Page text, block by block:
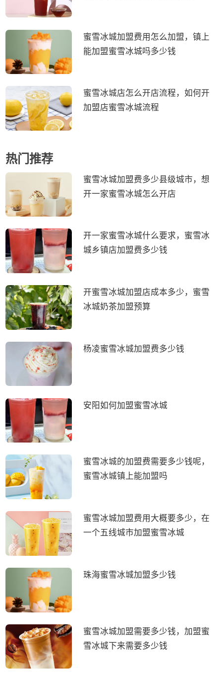
蜜雪冰城加盟费用怎么加盟，镇上
能加盟蜜雪冰城吗多少钱
蜜雪冰城店怎么开店流程，如何开
加盟店蜜雪冰城流程
热门推荐
蜜雪冰城加盟费多少县级城市，想
开一家蜜雪冰城怎么开店
开一家蜜雪冰城什么要求，蜜雪冰
城乡镇店加盟费多少钱
开蜜雪冰城加盟店成本多少，蜜雪
冰城奶茶加盟预算
杨凌蜜雪冰城加盟费多少钱
安阳如何加盟蜜雪冰城
蜜雪冰城的加盟费需要多少钱呢，
蜜雪冰城镇上能加盟吗
蜜雪冰城加盟费用大概要多少，在
一个五线城市加盟蜜雪冰城
珠海蜜雪冰城加盟多少钱
蜜雪冰城加盟需要多少钱，加盟蜜
雪冰城下来需要多少钱